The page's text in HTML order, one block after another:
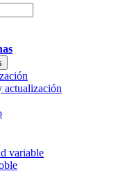
actualización
variable